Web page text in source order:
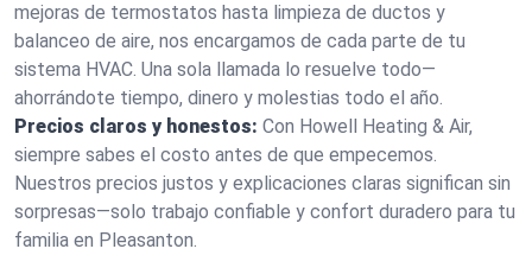
mejoras de termostatos hasta limpieza de ductos y
balanceo de aire, nos encargamos de cada parte de tu
sistema HVAC. Una sola llamada lo resuelve todo—
ahorrándote tiempo, dinero y molestias todo el año.
Precios claros y honestos: Con Howell Heating & Air,
siempre sabes el costo antes de que empecemos.
Nuestros precios justos y explicaciones claras significan sin
sorpresas—solo trabajo confiable y confort duradero para tu
familia en Pleasanton.